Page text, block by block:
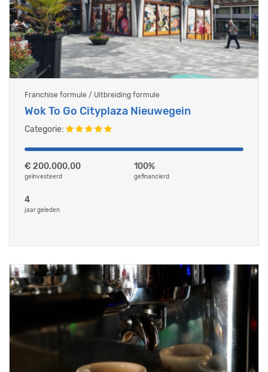
Franchise formule / Uitbreiding formule
Wok To Go Cityplaza Nieuwegein
Categorie:
€ 200.000,00
geïnvesteerd
100%
gefinancierd
4
jaar geleden